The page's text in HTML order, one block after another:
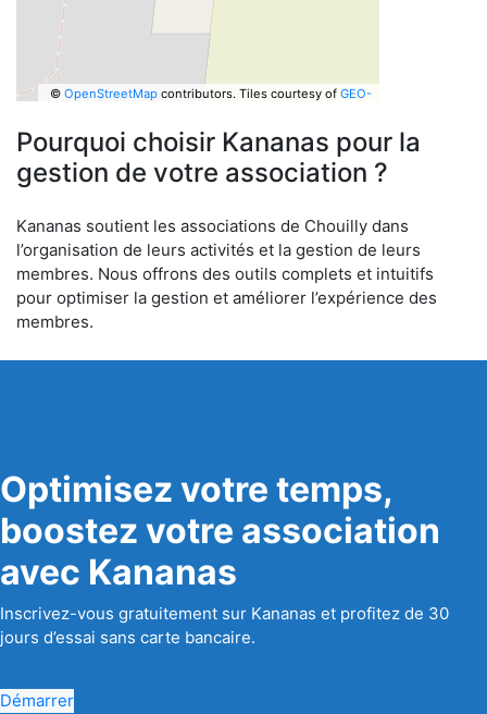
© OpenStreetMapcontributors. Tiles courtesy of GEO-
Pourquoi choisir Kananas pour la
gestion de votre association ?
Kananas soutient les associations de Chouilly dans
l’organisation de leurs activités et la gestion de leurs
membres. Nous offrons des outils complets et intuitifs
pour optimiser la gestion et améliorer l’expérience des
membres.
Optimisez votre temps,
boostez votre association
avec Kananas
Inscrivez-vous gratuitement sur Kananas et profitez de 30
jours d’essai sans carte bancaire.
Démarrer